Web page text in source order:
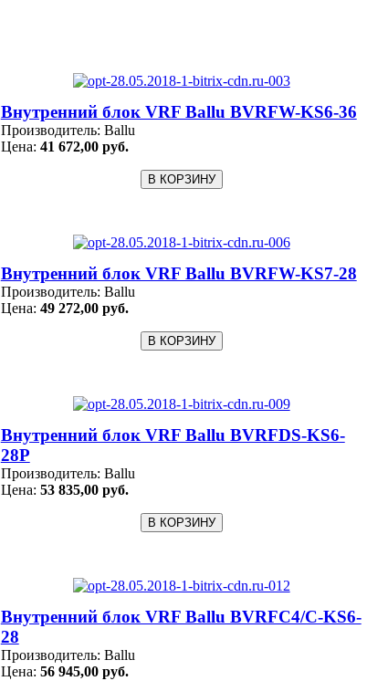
Внутренний блок VRF Ballu BVRFW-KS6-36
Производитель: Ballu
Цена: 41 672,00 руб.
Внутренний блок VRF Ballu BVRFW-KS7-28
Производитель: Ballu
Цена: 49 272,00 руб.
Внутренний блок VRF Ballu BVRFDS-KS6-
28P
Производитель: Ballu
Цена: 53 835,00 руб.
Внутренний блок VRF Ballu BVRFC4/C-KS6-
28
Производитель: Ballu
Цена: 56 945,00 руб.